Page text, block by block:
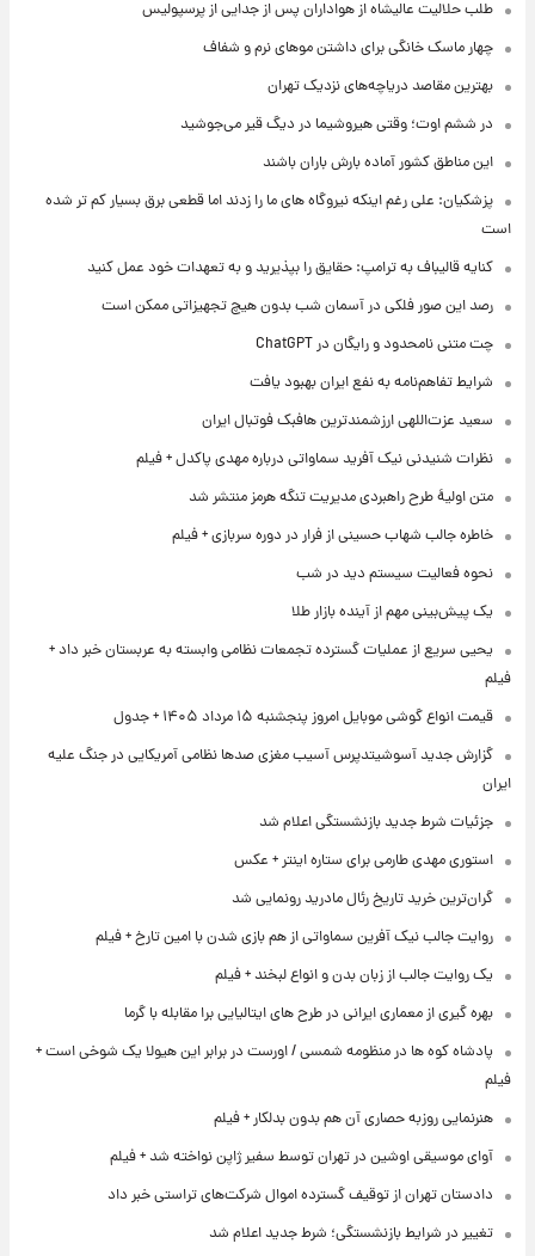
طلب حلالیت عالیشاه از هواداران پس از جدایی از پرسپولیس
چهار ماسک خانگی برای داشتن موهای نرم و شفاف
بهترین مقاصد دریاچه‌های نزدیک تهران
در ششم اوت؛ وقتی هیروشیما در دیگ قیر می‌جوشید
این مناطق کشور آماده بارش باران باشند
پزشکیان: علی رغم اینکه نیروگاه های ما را زدند اما قطعی برق بسیار کم تر شده
است
کنایه قالیباف به ترامپ: حقایق را بپذیرید و به تعهدات خود عمل کنید
رصد این صور فلکی در آسمان شب بدون هیچ تجهیزاتی ممکن است
چت متنی نامحدود و رایگان در ChatGPT
شرایط تفاهم‌نامه به نفع ایران بهبود یافت
سعید عزت‌اللهی ارزشمندترین هافبک فوتبال ایران
نظرات شنیدنی نیک آفرید سماواتی درباره مهدی پاکدل + فیلم
متن اولیۀ طرح راهبردی مدیریت تنگه هرمز منتشر شد
خاطره جالب شهاب حسینی از فرار در دوره سربازی + فیلم
نحوه فعالیت سیستم دید در شب
یک پیش‌بینی مهم از آینده بازار طلا
یحیی سریع از عملیات گسترده تجمعات نظامی وابسته به عربستان خبر داد +
فیلم
قیمت انواع گوشی موبایل امروز پنجشنبه ۱۵ مرداد ۱۴۰۵ + جدول
گزارش جدید آسوشیتدپرس آسیب مغزی صدها نظامی آمریکایی در جنگ علیه
ایران
جزئیات شرط جدید بازنشستگی اعلام شد
استوری مهدی طارمی برای ستاره اینتر + عکس
گران‌ترین خرید تاریخ رئال مادرید رونمایی شد
روایت جالب نیک آفرین سماواتی از هم بازی شدن با امین تارخ + فیلم
یک روایت جالب از زبان بدن و انواع لبخند + فیلم
بهره گیری از معماری ایرانی در طرح های ایتالیایی برا مقابله با گرما
پادشاه کوه ها در منظومه شمسی / اورست در برابر این هیولا یک شوخی است +
فیلم
هنرنمایی روزبه حصاری آن هم بدون بدلکار + فیلم
آوای موسیقی اوشین در تهران توسط سفیر ژاپن نواخته شد + فیلم
دادستان تهران از توقیف گسترده اموال شرکت‌های تراستی خبر داد
تغییر در شرایط بازنشستگی؛ شرط جدید اعلام شد